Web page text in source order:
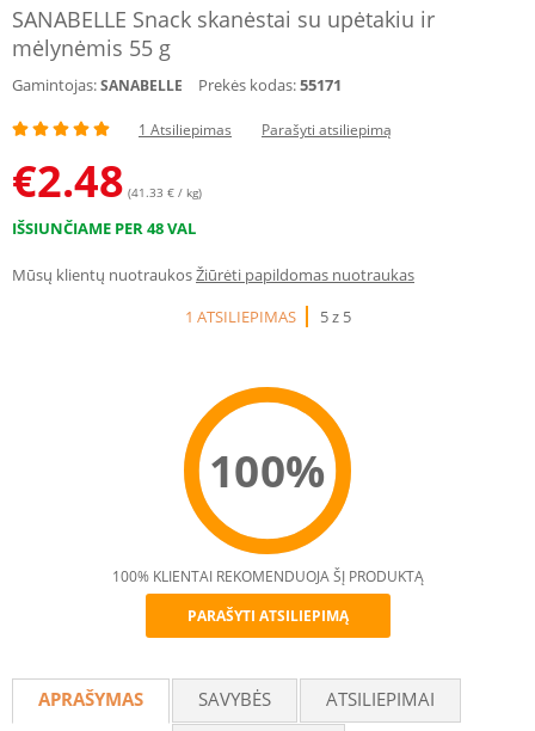
SANABELLE Snack skanėstai su upėtakiu ir
mėlynėmis 55 g
Gamintojas:SANABELLE Prekės kodas:55171
1 Atsiliepimas Parašyti atsiliepimą
€2.48 (41.33 € / kg)
IŠSIUNČIAME PER 48 VAL
Mūsų klientų nuotraukosŽiūrėti papildomas nuotraukas
1 ATSILIEPIMAS
5 z 5
100%
Recommend
100% KLIENTAI REKOMENDUOJA ŠĮ PRODUKTĄ
PARAŠYTI ATSILIEPIMĄ
APRAŠYMAS SAVYBĖS
ATSILIEPIMAI